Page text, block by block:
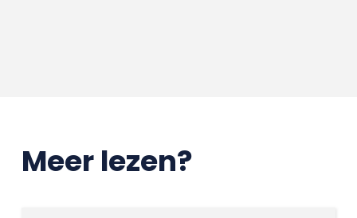
Meer lezen?